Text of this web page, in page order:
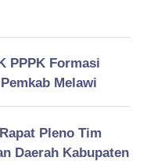
PPPK Formasi
Melawi
Pleno Tim
Daerah Kabupaten